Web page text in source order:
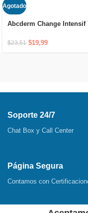
Agotado
Abcderm Change Intensif
dermatitis del pañal
$23,51 $19,99
Soporte 24/7
Chat Box y Call Center
Página Segura
Contamos con